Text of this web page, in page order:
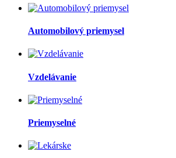
Automobilový priemysel
Vzdelávanie
Priemyselné